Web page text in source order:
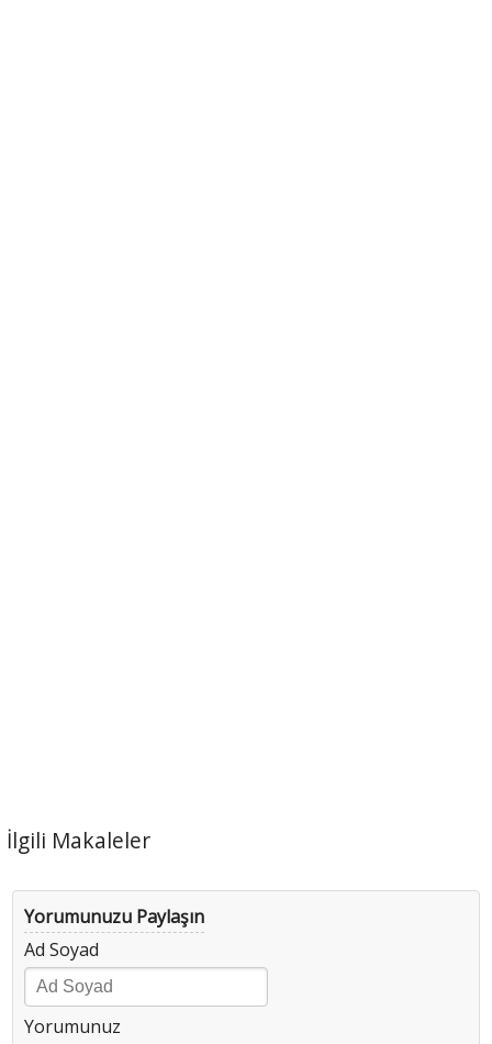
İlgili Makaleler
Yorumunuzu Paylaşın
Ad Soyad
Yorumunuz